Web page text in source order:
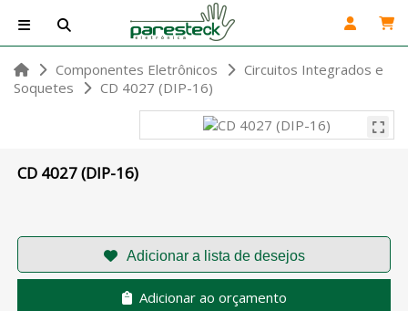
Componentes Eletrônicos
Circuitos Integrados e
Soquetes
CD 4027 (DIP-16)
CD 4027 (DIP-16)
Adicionar ao orçamento